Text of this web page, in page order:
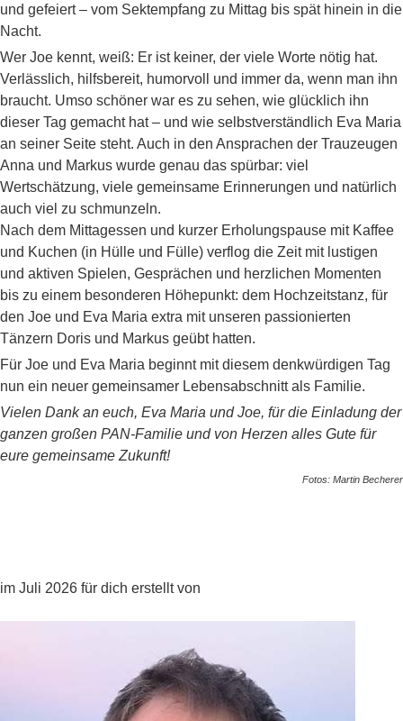
und gefeiert – vom Sektempfang zu Mittag bis spät hinein in die
Nacht.
Wer Joe kennt, weiß: Er ist keiner, der viele Worte nötig hat.
Verlässlich, hilfsbereit, humorvoll und immer da, wenn man ihn
braucht. Umso schöner war es zu sehen, wie glücklich ihn
dieser Tag gemacht hat – und wie selbstverständlich Eva Maria
an seiner Seite steht. Auch in den Ansprachen der Trauzeugen
Anna und Markus wurde genau das spürbar: viel
Wertschätzung, viele gemeinsame Erinnerungen und natürlich
auch viel zu schmunzeln.
Nach dem Mittagessen und kurzer Erholungspause mit Kaffee
und Kuchen (in Hülle und Fülle) verflog die Zeit mit lustigen
und aktiven Spielen, Gesprächen und herzlichen Momenten
bis zu einem besonderen Höhepunkt: dem Hochzeitstanz, für
den Joe und Eva Maria extra mit unseren passionierten
Tänzern Doris und Markus geübt hatten.
Für Joe und Eva Maria beginnt mit diesem denkwürdigen Tag
nun ein neuer gemeinsamer Lebensabschnitt als Familie.
Vielen Dank an euch, Eva Maria und Joe, für die Einladung der
ganzen großen PAN-Familie und von Herzen alles Gute für
eure gemeinsame Zukunft!
Fotos: Martin Becherer
im Juli 2026 für dich erstellt von